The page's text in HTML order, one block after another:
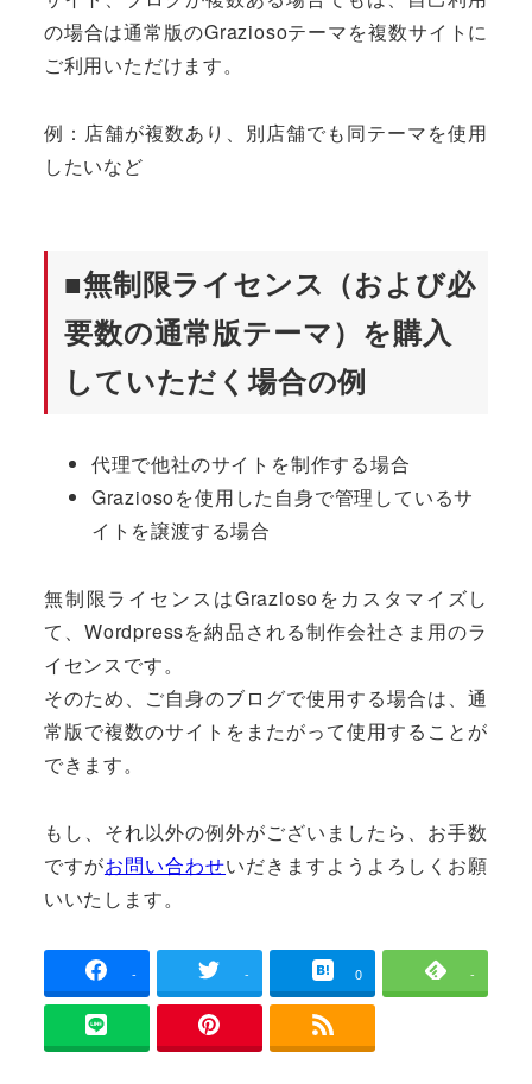
の場合は通常版のGraziosoテーマを複数サイトに
ご利用いただけます。
例：店舗が複数あり、別店舗でも同テーマを使用
したいなど
■無制限ライセンス（および必
要数の通常版テーマ）を購入
していただく場合の例
代理で他社のサイトを制作する場合
Graziosoを使用した自身で管理しているサ
イトを譲渡する場合
無制限ライセンスはGraziosoをカスタマイズし
て、Wordpressを納品される制作会社さま用のラ
イセンスです。
そのため、ご自身のブログで使用する場合は、通
常版で複数のサイトをまたがって使用することが
できます。
もし、それ以外の例外がございましたら、お手数
ですがお問い合わせいだきますようよろしくお願
いいたします。
- - 0 -